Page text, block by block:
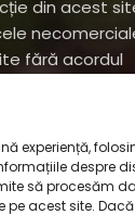
experiență,
despre
să procesăm
pe acest site.
din acest
fără acordul